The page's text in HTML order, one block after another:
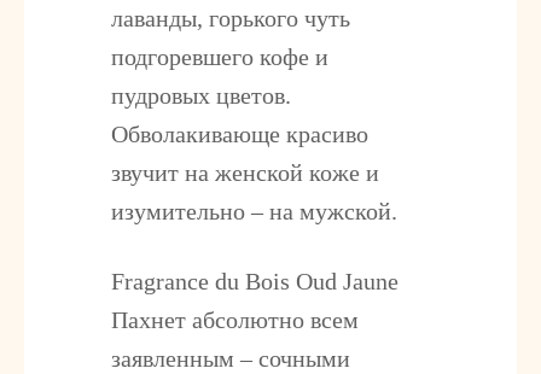
лаванды, горького чуть
подгоревшего кофе и
пудровых цветов.
Обволакивающе красиво
звучит на женской коже и
изумительно – на мужской.
Fragrance du Bois Oud Jaune
Пахнет абсолютно всем
заявленным – сочными